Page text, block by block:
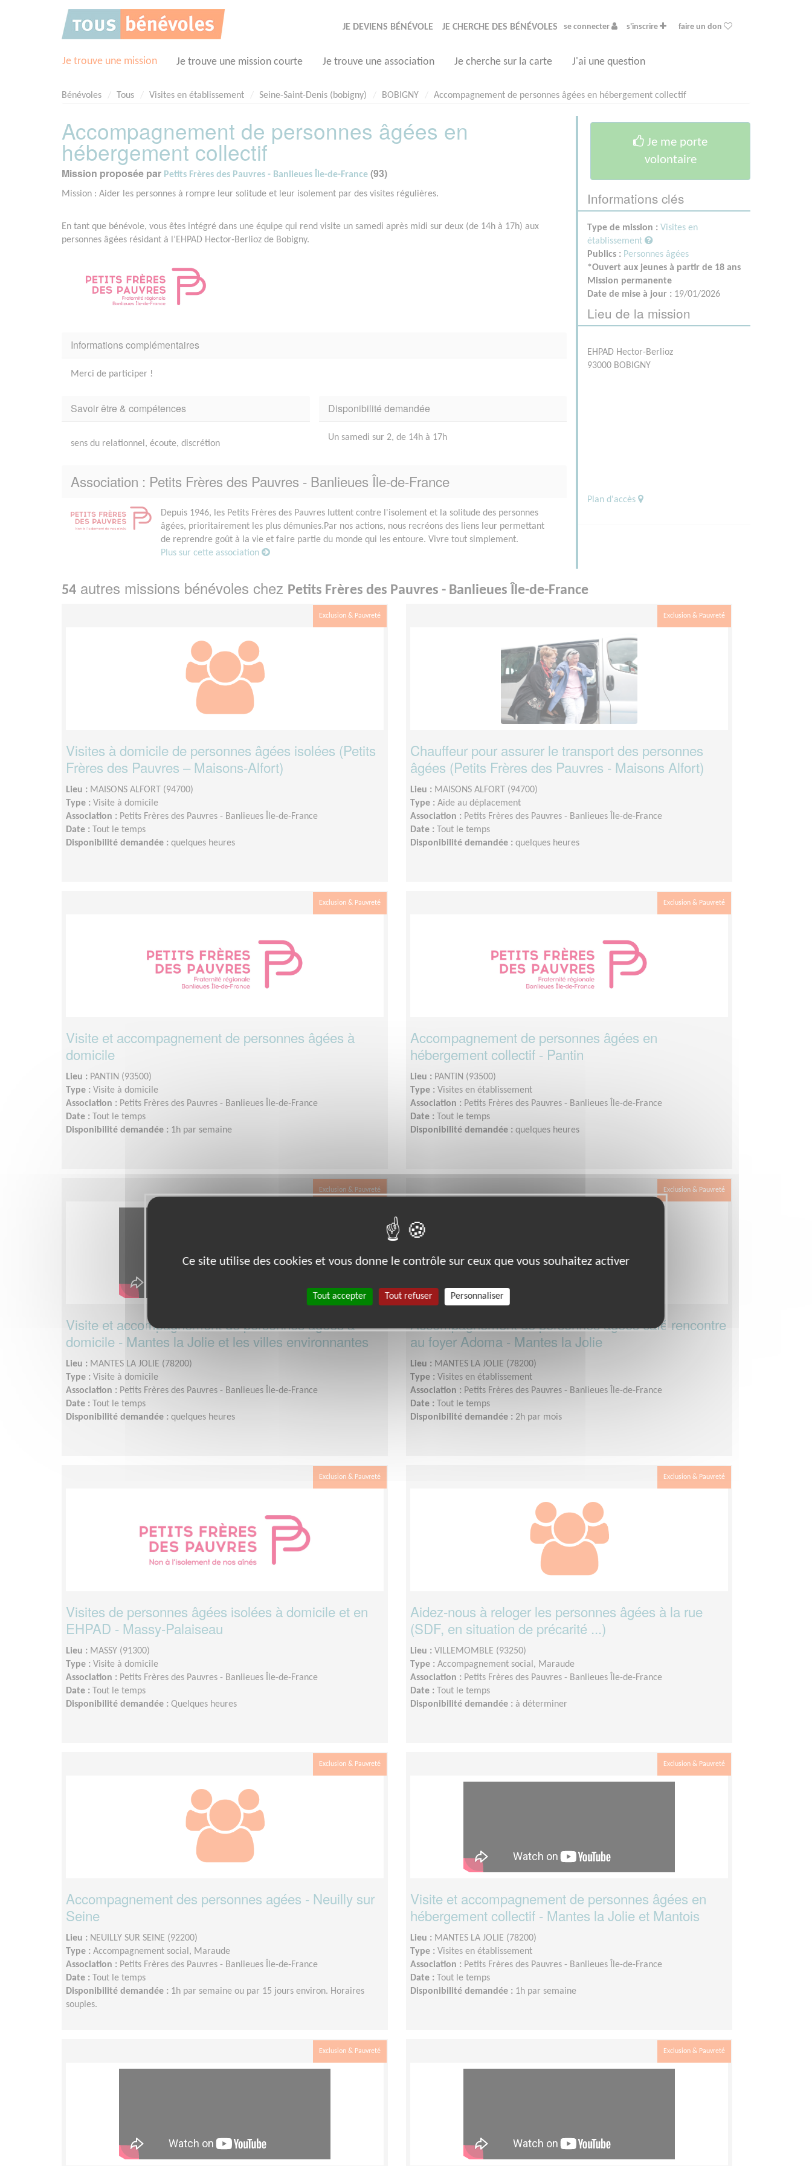
JE DEVIENS BÉNÉVOLE JE CHERCHE DES BÉNÉVOLES se connecter s'inscrire faire un don
Je trouve une mission Je trouve une mission courte Je trouve une association Je cherche sur la carte J'ai une question
Bénévoles Tous Visites en établissement Seine-Saint-Denis (bobigny) BOBIGNY Accompagnement de personnes âgées en hébergement collectif
Accompagnement de personnes âgées en
hébergement collectif
Mission proposée par Petits Frères des Pauvres - Banlieues Île-de-France (93)
Mission : Aider les personnes à rompre leur solitude et leur isolement par des visites régulières.
En tant que bénévole, vous êtes intégré dans une équipe qui rend visite un samedi après midi sur deux (de 14h à 17h) aux
personnes âgées résidant à l’EHPAD Hector-Berlioz de Bobigny.
Informations complémentaires
Merci de participer !
Savoir être & compétences
sens du relationnel, écoute, discrétion
Disponibilité demandée
Un samedi sur 2, de 14h à 17h
Association : Petits Frères des Pauvres - Banlieues Île-de-France
Depuis 1946, les Petits Frères des Pauvres luttent contre l'isolement et la solitude des personnes
âgées, prioritairement les plus démunies.Par nos actions, nous recréons des liens leur permettant
de reprendre goût à la vie et faire partie du monde qui les entoure. Vivre tout simplement.
Plus sur cette association
Je me porte
volontaire
Informations clés
Type de mission : Visites en
établissement
Publics : Personnes âgées
*Ouvert aux jeunes à partir de 18 ans
Mission permanente
Date de mise à jour : 19/01/2026
Lieu de la mission
EHPAD Hector-Berlioz
93000 BOBIGNY
Plan d'accès
54 autres missions bénévoles chez Petits Frères des Pauvres - Banlieues Île-de-France
Exclusion & Pauvreté
Visites à domicile de personnes âgées isolées (Petits
Frères des Pauvres – Maisons-Alfort)
Lieu : MAISONS ALFORT (94700)
Type : Visite à domicile
Association : Petits Frères des Pauvres - Banlieues Île-de-France
Date :
Tout le temps
Disponibilité demandée : quelques heures
Exclusion & Pauvreté
Chauffeur pour assurer le transport des personnes
âgées (Petits Frères des Pauvres - Maisons Alfort)
Lieu : MAISONS ALFORT (94700)
Type : Aide au déplacement
Association : Petits Frères des Pauvres - Banlieues Île-de-France
Date :
Tout le temps
Disponibilité demandée : quelques heures
Exclusion & Pauvreté
Visite et accompagnement de personnes âgées à
domicile
Lieu : PANTIN (93500)
Type : Visite à domicile
Association : Petits Frères des Pauvres - Banlieues Île-de-France
Date :
Tout le temps
Disponibilité demandée : 1h par semaine
Exclusion & Pauvreté
Accompagnement de personnes âgées en
hébergement collectif - Pantin
Lieu : PANTIN (93500)
Type : Visites en établissement
Association : Petits Frères des Pauvres - Banlieues Île-de-France
Date :
Tout le temps
Disponibilité demandée : quelques heures
Exclusion & Pauvreté
Visite et accompagnement de personnes âgées à
domicile - Mantes la Jolie et les villes environnantes
Lieu : MANTES LA JOLIE (78200)
Type : Visite à domicile
Association : Petits Frères des Pauvres - Banlieues Île-de-France
Date :
Tout le temps
Disponibilité demandée : quelques heures
Exclusion & Pauvreté
Accompagnement de personnes âgées café rencontre
au foyer Adoma - Mantes la Jolie
Lieu : MANTES LA JOLIE (78200)
Type : Visites en établissement
Association : Petits Frères des Pauvres - Banlieues Île-de-France
Date :
Tout le temps
Disponibilité demandée : 2h par mois
Exclusion & Pauvreté
Visites de personnes âgées isolées à domicile et en
EHPAD - Massy-Palaiseau
Lieu : MASSY (91300)
Type : Visite à domicile
Association : Petits Frères des Pauvres - Banlieues Île-de-France
Date :
Tout le temps
Disponibilité demandée : Quelques heures
Exclusion & Pauvreté
Aidez-nous à reloger les personnes âgées à la rue
(SDF, en situation de précarité ...)
Lieu : VILLEMOMBLE (93250)
Type : Accompagnement social, Maraude
Association : Petits Frères des Pauvres - Banlieues Île-de-France
Date :
Tout le temps
Disponibilité demandée : à déterminer
Exclusion & Pauvreté
Accompagnement des personnes agées - Neuilly sur
Seine
Lieu : NEUILLY SUR SEINE (92200)
Type : Accompagnement social, Maraude
Association : Petits Frères des Pauvres - Banlieues Île-de-France
Date :
Tout le temps
Disponibilité demandée : 1h par semaine ou par 15 jours environ. Horaires
souples.
Exclusion & Pauvreté
Visite et accompagnement de personnes âgées en
hébergement collectif - Mantes la Jolie et Mantois
Lieu : MANTES LA JOLIE (78200)
Type : Visites en établissement
Association : Petits Frères des Pauvres - Banlieues Île-de-France
Date :
Tout le temps
Disponibilité demandée : 1h par semaine
Exclusion & Pauvreté Exclusion & Pauvreté
Ce site utilise des cookies et vous donne le contrôle sur ceux que vous souhaitez activer
Tout accepter Tout refuser Personnaliser